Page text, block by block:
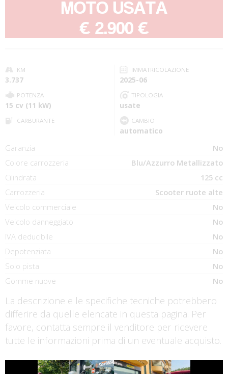
MOTO USATA
€ 2.900 €
KM
3.737
IMMATRICOLAZIONE
2025-06
POTENZA
15 cv (11 kW)
TIPOLOGIA
usate
CARBURANTE CAMBIO
automatico
Garanzia
No
Colore carrozzeria
Blu/Azzurro Metallizzato
Cilindrata
125 cc
Carrozzeria
Scooter ruote alte
Veicolo commerciale
No
Veicolo danneggiato
No
IVA deducibile
No
Depotenziata
No
Solo pista
No
Gomme nuove
No
La descrizione e le specifiche tecniche potrebbero
differire da quelle elencate in questa pagina. Per
favore, contatta sempre il venditore per ricevere
tutte le informazioni prima di un eventuale acquisto.